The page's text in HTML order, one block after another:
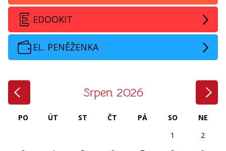
EDOOKIT
EL. PENĚŽENKA
Srpen 2026
PO ÚT ST ČT PÁ SO
NE
1
2